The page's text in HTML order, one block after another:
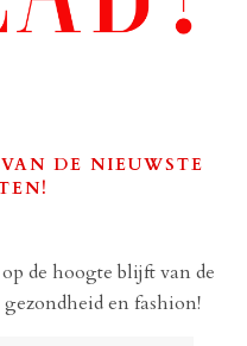
DE NIEUWSTE
de hoogte blijft van de
en fashion!